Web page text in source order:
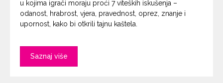
u kojima igrači moraju proći 7 viteških iskušenja –
odanost, hrabrost, vjera, pravednost, oprez, znanje i
upornost, kako bi otkrili tajnu kaštela.
Saznaj više